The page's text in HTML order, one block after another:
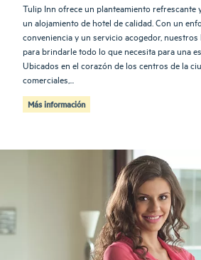
Tulip Inn ofrece un planteamiento refrescante
un alojamiento de hotel de calidad. Con un
conveniencia y un servicio acogedor,
para brindarle todo lo que necesita para una
Ubicados en el corazón de los centros de la
comerciales,...
Más información